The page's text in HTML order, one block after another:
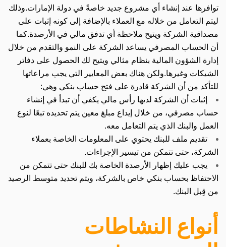
توافرها عند إنشاء أي مشروع جديد خاصةً في دولة الإمارات.وذلك
ليتم التعامل من خلاله مع العملاء بالإضافة إلى كونه إثبات على
مصداقية الشركة ويتيح ملاحظة أي تدفق مالي في الأرصدة.كما
أن الحساب المصرفي يساعد الشركة على النمو والتقدم من خلال
إدارة الشؤون المالية بنظام مثالي ويتيح لك الحصول على دفاتر
الشيكات وغيرها.ولكن هناك بعض المعايير التي يجب مراعاتها
للتأكد من أن الشركة قادرة على فتح حساب بنكي وهي:
إثبات أن الشركة لديها رأس مالي يكفي أن تبدأ في إنشاء
حساب مصرفي، من خلال إيداع مبلغ معين يتم تحديده تبعًا لنوع
العمل والبنك الذي يتم التعامل معه.
تقديم ملف للبنك يحتوي على المعلومات الخاصة بعملاء
الشركة، حتى تتمكن من تيسير الإجراءات.
يجب عليك إظهار الأرصدة الخاصة بك للبنك حتى تتمكن من
الاحتفاظ بحساب بنكي خاص بالشركة، ويتم تحديد متوسط الرصيد
من قِبل البنك.
أنواع النشاطات